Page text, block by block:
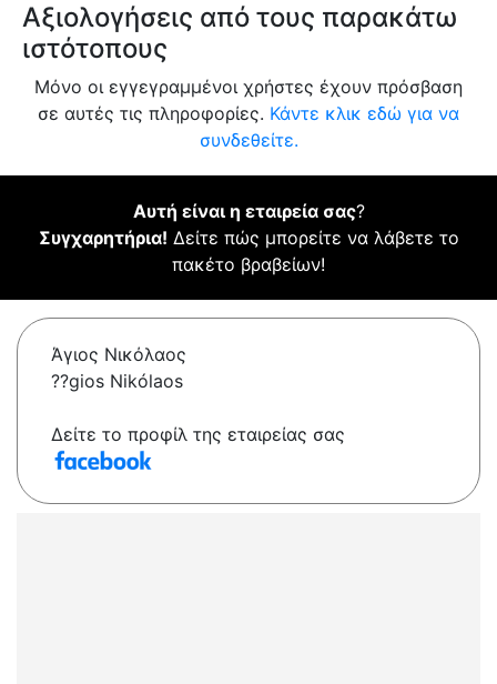
Αξιολογήσεις από τους παρακάτω
ιστότοπους
Μόνο οι εγγεγραμμένοι χρήστες έχουν πρόσβαση
σε αυτές τις πληροφορίες. Κάντε κλικ εδώ για να
συνδεθείτε.
Αυτή είναι η εταιρεία σας?
Συγχαρητήρια! Δείτε πώς μπορείτε να λάβετε το
πακέτο βραβείων!
Άγιος Νικόλαος
??gios Nikólaos
Δείτε το προφίλ της εταιρείας σας